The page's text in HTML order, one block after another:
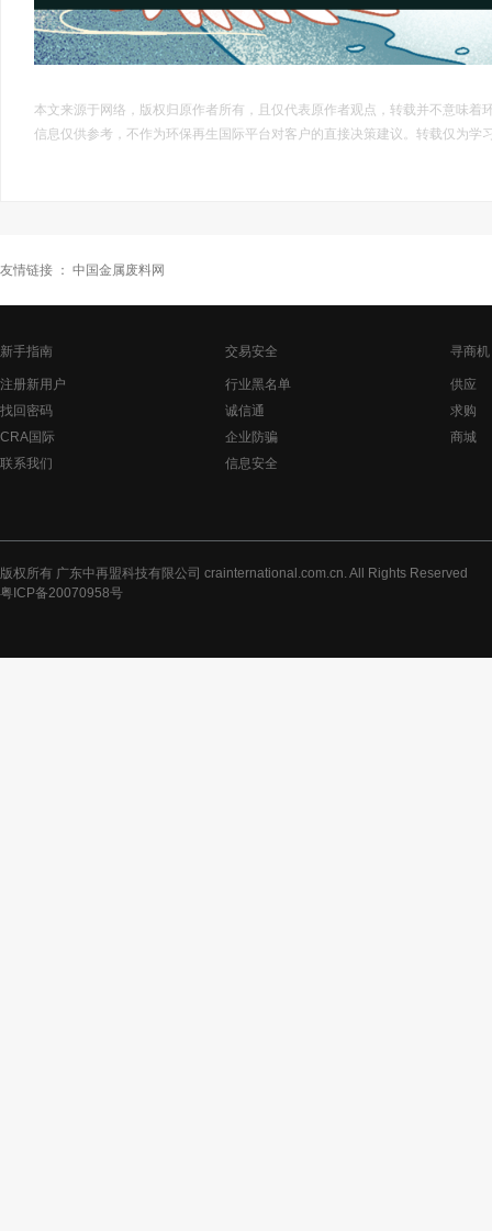
本文来源于网络，版权归原作者所有，且仅代表原作者观点，转载并不意味
信息仅供参考，不作为环保再生国际平台对客户的直接决策建议。转载仅为
友情链接 ： 中国金属废料网
新手指南
注册新用户
找回密码
CRA国际
联系我们
交易安全
行业黑名单
诚信通
企业防骗
信息安全
寻商机
供应
求购
商城
版权所有 广东中再盟科技有限公司 crainternational.com.cn. All Rights Reserved
粤ICP备20070958号